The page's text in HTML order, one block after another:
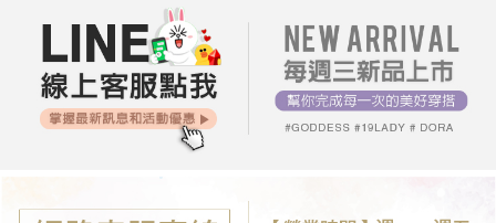
※ 交易是否成功請以「AFTEE先享後付 」之結帳頁面顯示為準，若有關於
是否繳費成功／繳費後需取消欲退款等相關疑問，請聯繫「AFTEE先享後付
客戶支援中心」
https://netprotections.freshdesk.com/support/home
【注意事項】
１．透過由恩沛科技股份有限公司提供之「AFTEE先享後付」服務完成之交
易，需依本服務之必要範圍內提供個人資料，並將交易相關給付款項請求債
權轉讓予恩沛科技股份有限公司。
２．關於個人資料處理事宜，請瀏覽以下網址：
３．未成年的使用者請事先徵得法定代理人或監護人之同意方可使用
每筆NT$80，滿NT$699(含以上)免運費
宅配
每筆NT$80，滿NT$699(含以上)免運費